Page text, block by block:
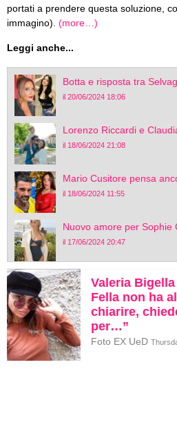
portati a prendere questa soluzione,
immagino). (more…)
Leggi anche...
Botta e risposta tra
il 20/06/2024 18:06
Lorenzo Riccardi e
il 18/06/2024 21:08
Mario Cusitore pensa
il 18/06/2024 11:55
Nuovo amore per Sophie
il 17/06/2024 20:47
Valeria
Fella non ha
chiarire,
per…”
Foto EX UeD